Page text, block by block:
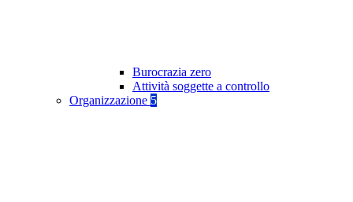
Burocrazia zero
Attività soggette a controllo
Organizzazione 5